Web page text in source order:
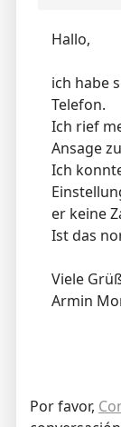
Hallo,
ich habe
Telefon.
Ich rief
Ansage
Ich
er keine
Ist das
Viele
Armin
Por favor,